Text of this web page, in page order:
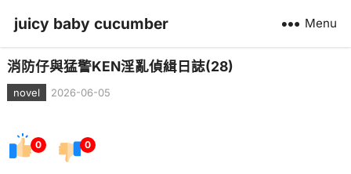
juicy baby cucumber Menu
消防仔與猛警KEN淫亂偵緝日誌(28)
novel 2026-06-05
0 0